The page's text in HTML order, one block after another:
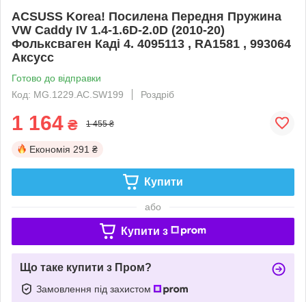
ACSUSS Korea! Посилена Передня Пружина
VW Caddy IV 1.4-1.6D-2.0D (2010-20)
Фольксваген Каді 4. 4095113 , RA1581 , 993064
Аксусс
Готово до відправки
Код: MG.1229.АС.SW199
Роздріб
1 164 ₴ 1 455 ₴
Економія 291 ₴
Купити
або
Купити з
Що таке купити з Пром?
Замовлення під захистом